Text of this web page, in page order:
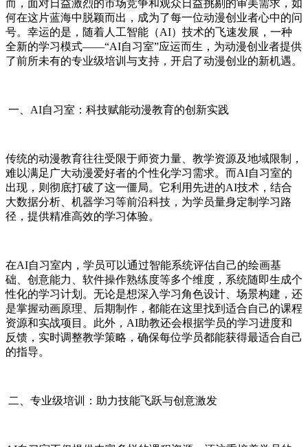
而，面对日益激烈的市场竞争和观众日益挑剔的审美需求，如
何在这片蓝海中脱颖而出，成为了每一位动漫创业者心中的问
号。幸运的是，随着人工智能（AI）技术的飞速发展，一种
全新的学习模式——“AI自习室”应运而生，为动漫创业者提供
了前所未有的专业级培训与支持，开启了动漫创业的新机遇。
一、AI自习室：科技赋能动漫教育的创新实践
传统的动漫教育往往受限于师资力量、教学资源及地域限制，
难以满足广大动漫爱好者的个性化学习需求。而AI自习室的
出现，则彻底打破了这一僵局。它利用先进的AI技术，结合
大数据分析、机器学习等前沿科技，为学员量身定制学习路
径，提供精准高效的学习体验。
在AI自习室内，学员可以通过智能系统评估自己的绘画基
础、创意能力、软件操作熟练度等多个维度，系统随即生成个
性化的学习计划。无论是想深入学习角色设计、场景构建，还
是掌握动画原理、后期制作，都能在这里找到适合自己的课程
资源和实战项目。此外，AI助教还会根据学员的学习进度和
反馈，实时调整教学策略，确保每位学员都能获得最适合自己
的指导。
二、专业级培训：助力技能飞跃与创意激发